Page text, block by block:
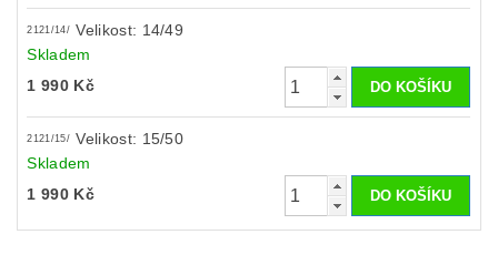
2121/14/ Velikost: 14/49
Skladem
1 990 Kč
2121/15/ Velikost: 15/50
Skladem
1 990 Kč